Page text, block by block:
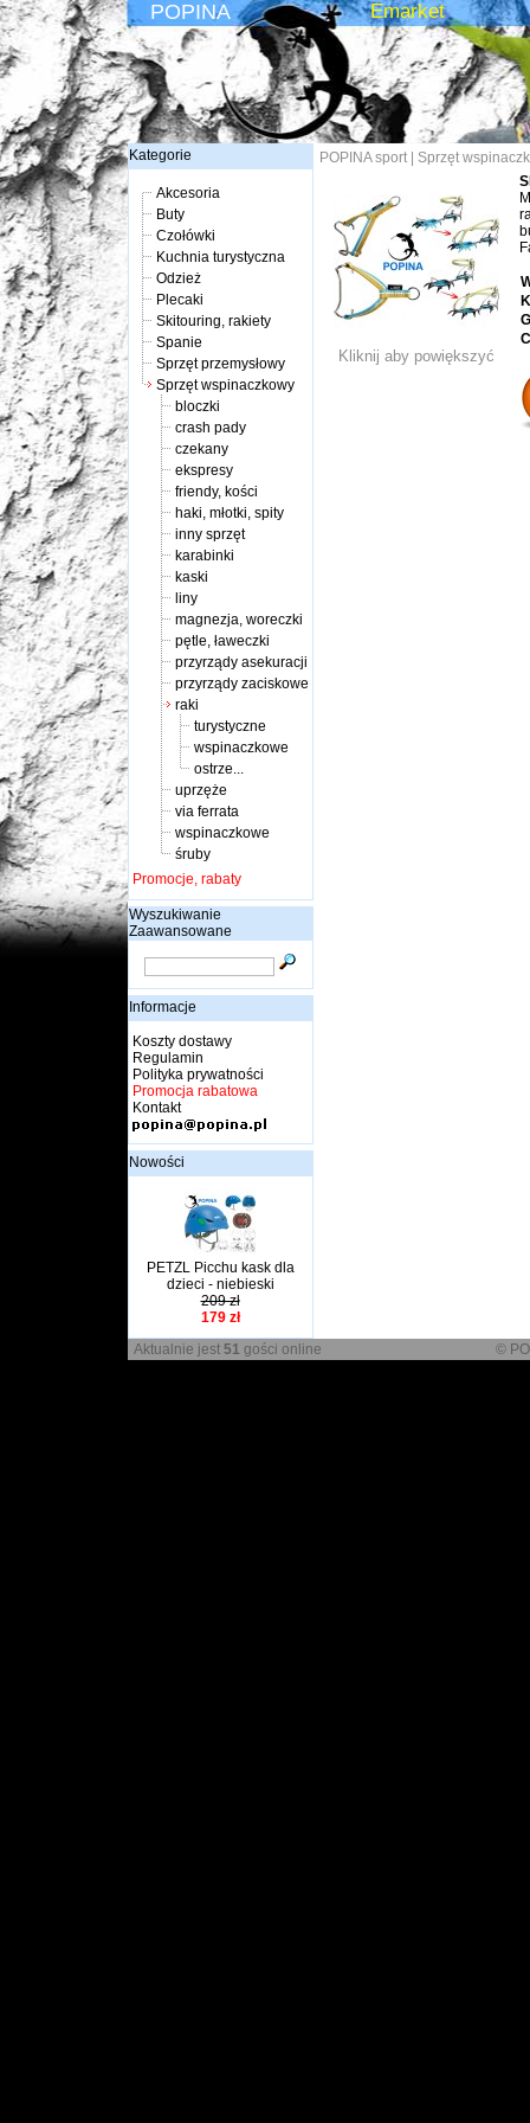
POPINA Emarket
Kategorie
Akcesoria
Buty
Czołówki
Kuchnia turystyczna
Odzież
Plecaki
Skitouring, rakiety
Spanie
Sprzęt przemysłowy
Sprzęt wspinaczkowy
bloczki
crash pady
czekany
ekspresy
friendy, kości
haki, młotki, spity
inny sprzęt
karabinki
kaski
liny
magnezja, woreczki
pętle, ławeczki
przyrządy asekuracji
przyrządy zaciskowe
raki
turystyczne
wspinaczkowe
ostrze...
uprzęże
via ferrata
wspinaczkowe
śruby
Promocje, rabaty
Wyszukiwanie
Zaawansowane
Informacje
Koszty dostawy
Regulamin
Polityka prywatności
Promocja rabatowa
Kontakt
Nowości
PETZL Picchu kask dla
dzieci - niebieski
209 zł
179 zł
POPINA sport| Sprzęt
Kliknij aby powiększyć
Aktualnie jest 51 gości online ©